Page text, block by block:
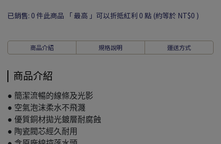
已銷售: 0 件此商品 「 最高 」可以折抵紅利 0 點 (約等於 NT$0 )
商品介紹 規格說明 運送方式
商品介紹
● 簡潔流暢的線條及光影
● 空氣泡沫柔水不飛濺
● 優質銅材拋光鍍層耐腐蝕
● 陶瓷閥芯經久耐用